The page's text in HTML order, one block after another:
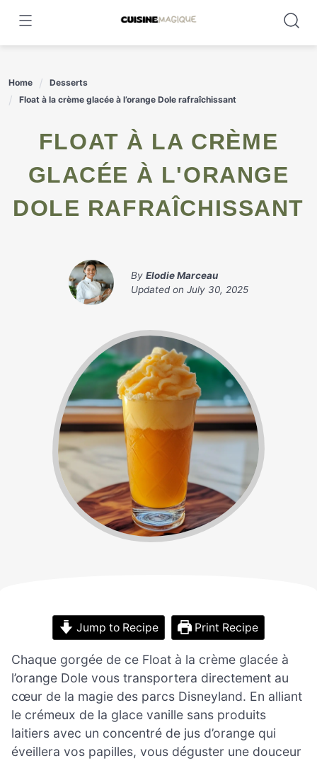
content
Home
Desserts
Float à la crème glacée à l’orange Dole rafraîchissant
FLOAT À LA CRÈME
GLACÉE À L'ORANGE
DOLE RAFRAÎCHISSANT
By Elodie Marceau
Updated on July 30, 2025
Jump to Recipe Print Recipe
Chaque gorgée de ce Float à la crème glacée à
l’orange Dole vous transportera directement au
cœur de la magie des parcs Disneyland. En alliant
le crémeux de la glace vanille sans produits
laitiers avec un concentré de jus d’orange qui
éveillera vos papilles, vous déguster une douceur